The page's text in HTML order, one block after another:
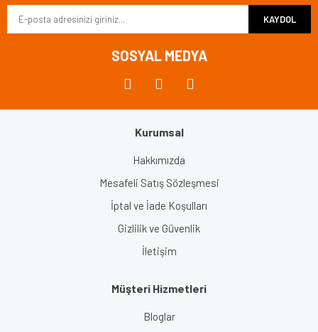
KAYDOL
SOSYAL MEDYA
Kurumsal
Hakkımızda
Mesafeli Satış Sözleşmesi
İptal ve İade Koşulları
Gizlilik ve Güvenlik
İletişim
Müşteri Hizmetleri
Bloglar